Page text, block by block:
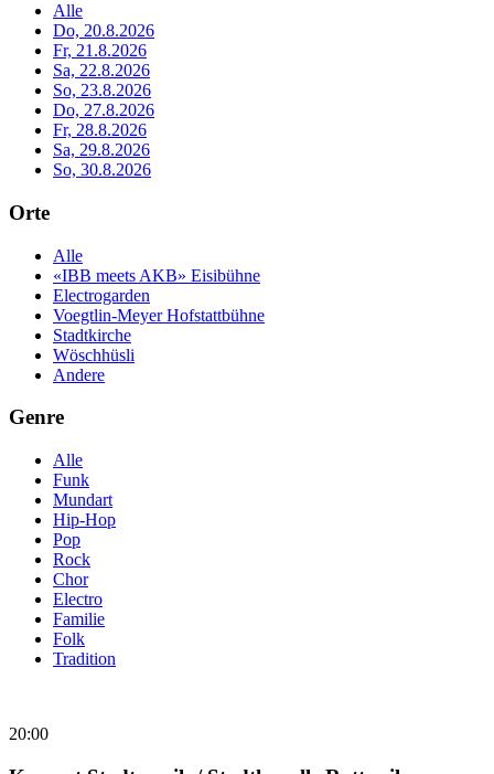
Alle
Do, 20.8.2026
Fr, 21.8.2026
Sa, 22.8.2026
So, 23.8.2026
Do, 27.8.2026
Fr, 28.8.2026
Sa, 29.8.2026
So, 30.8.2026
Orte
Alle
«IBB meets AKB» Eisibühne
Electrogarden
Voegtlin-Meyer Hofstattbühne
Stadtkirche
Wöschhüsli
Andere
Genre
Alle
Funk
Mundart
Hip-Hop
Pop
Rock
Chor
Electro
Familie
Folk
Tradition
20:00